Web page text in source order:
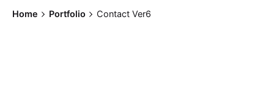
Home Portfolio Contact Ver6